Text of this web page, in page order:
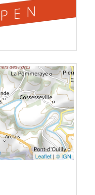
Leaflet |© IGN